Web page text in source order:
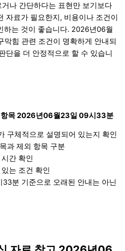
나 간단하다는 표현만 보기보다
자료가 필요한지, 비용이나 조건이
하는 것이 좋습니다. 2026년06월
힘 관련 조건이 명확하게 안내되
단을 더 안정적으로 할 수 있습니
항목 2026년06월23일 09시33분
구체적으로 설명되어 있는지 확인
과 제외 항목 구분
간 확인
는 조건 확인
분 기준으로 오래된 안내는 아닌